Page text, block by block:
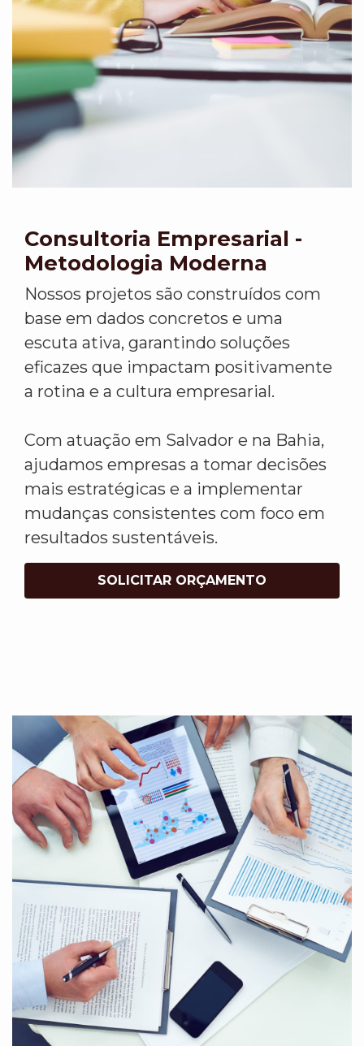
Consultoria Empresarial -
Metodologia Moderna
Nossos projetos são construídos com
base em dados concretos e uma
escuta ativa, garantindo soluções
eficazes que impactam positivamente
a rotina e a cultura empresarial.
Com atuação em Salvador e na Bahia,
ajudamos empresas a tomar decisões
mais estratégicas e a implementar
mudanças consistentes com foco em
resultados sustentáveis.
SOLICITAR ORÇAMENTO